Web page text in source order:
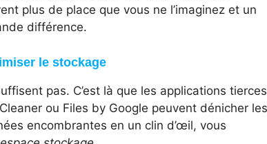
plus de place que vous ne l’imaginez et un
différence.
le stockage
pas. C’est là que les applications tierces
ou Files by Google peuvent dénicher les
encombrantes en un clin d’œil, vous